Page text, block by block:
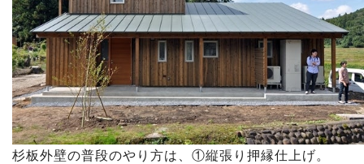
杉板外壁の普段のやり方は、①縦張り押縁仕上げ。